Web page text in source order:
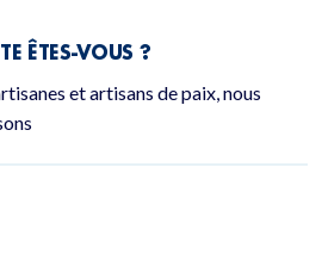
ÊTES-VOUS ?
et artisans de paix, nous